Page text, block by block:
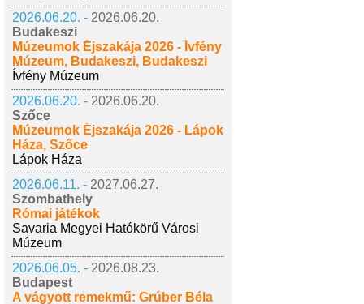
2026.06.20. - 2026.06.20.
Budakeszi
Múzeumok Éjszakája 2026 - Ívfény
Múzeum, Budakeszi, Budakeszi
Ívfény Múzeum
2026.06.20. - 2026.06.20.
Szőce
Múzeumok Éjszakája 2026 - Lápok
Háza, Szőce
Lápok Háza
2026.06.11. - 2027.06.27.
Szombathely
Római játékok
Savaria Megyei Hatókörű Városi
Múzeum
2026.06.05. - 2026.08.23.
Budapest
A vágyott remekmű: Grúber Béla